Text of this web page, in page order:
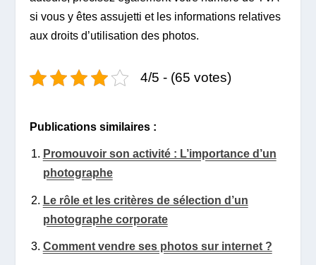
si vous y êtes assujetti et les informations relatives
aux droits d’utilisation des photos.
4/5 - (65 votes)
Publications similaires :
Promouvoir son activité : L’importance d’un
photographe
Le rôle et les critères de sélection d’un
photographe corporate
Comment vendre ses photos sur internet ?